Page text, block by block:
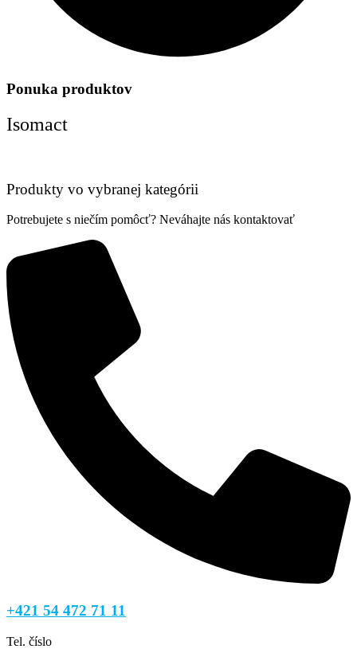
Ponuka produktov
Isomact
Produkty vo vybranej kategórii
Potrebujete s niečím pomôcť? Neváhajte nás kontaktovať
+421 54 472 71 11
Tel. číslo